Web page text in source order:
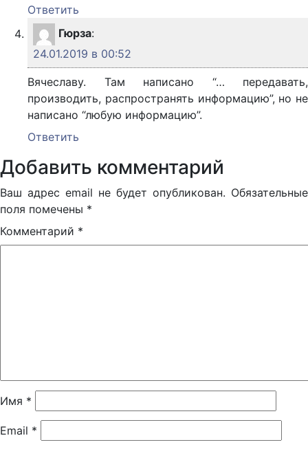
Ответить
Гюрза:
24.01.2019 в 00:52
Вячеславу. Там написано “… передавать,
производить, распространять информацию”, но не
написано “любую информацию”.
Ответить
Добавить комментарий
Ваш адрес email не будет опубликован. Обязательные
поля помечены *
Комментарий *
Имя *
Email *